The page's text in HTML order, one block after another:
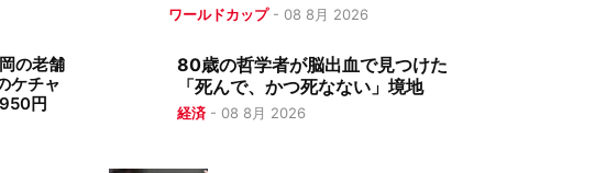
の老舗
ケチャ
円
ワールドカップ- 08 8月 2026
80歳の哲学者が脳出血で見つけた
「死んで、かつ死なない」境地
経済 -08 8月 2026